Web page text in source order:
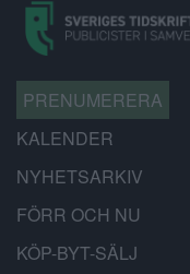
PRENUMERERA
KALENDER
NYHETSARKIV
FÖRR OCH NU
KÖP-BYT-SÄLJ